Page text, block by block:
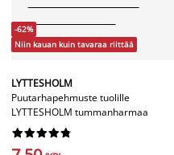
-62%
Niin kauan kuin tavaraa riittää
LYTTESHOLM
Puutarhapehmuste tuolille
LYTTESHOLM tummanharmaa





